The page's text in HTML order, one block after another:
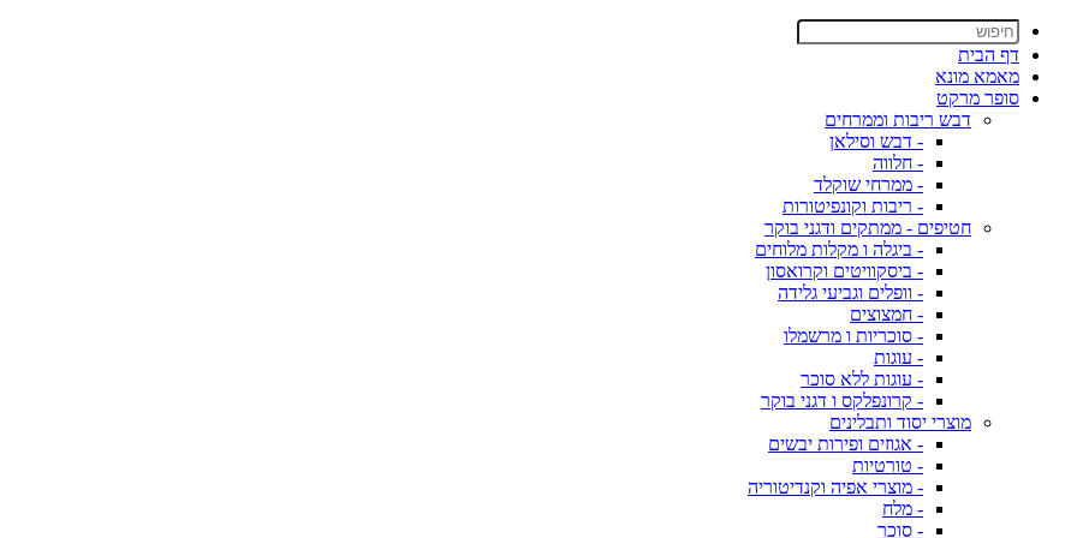
דף הבית
מאמא מונא
סופר מרקט
דבש ריבות וממרחים
- דבש וסילאן
- חלווה
- ממרחי שוקלד
- ריבות וקונפיטורות
חטיפים - ממתקים ודגני בוקר
- ביגלה ו מקלות מלוחים
- ביסקוויטים וקרואסון
- וופלים וגביעי גלידה
- חמצוצים
- סוכריות ו מרשמלו
- עוגות
- עוגות ללא סוכר
- קרונפלקס ו דגני בוקר
מוצרי יסוד ותבלינים
- אגוזים ופירות יבשים
- טורטיות
- מוצרי אפיה וקנדיטוריה
- מלח
- סוכר